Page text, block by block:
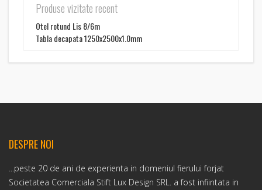
Produse vizitate recent
Otel rotund Lis 8/6m
Tabla decapata 1250x2500x1.0mm
DESPRE NOI
...peste 20 de ani de experienta in domeniul fierului forjat
Societatea Comerciala Stift Lux Design SRL. a fost infiintata in